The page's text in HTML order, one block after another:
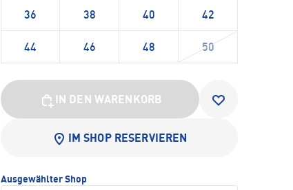
36 38 40 42
44 46 48 50
IN DEN WARENKORB
IM SHOP RESERVIEREN
Ausgewählter Shop